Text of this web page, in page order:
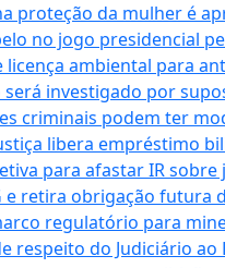
proteção da mulher é
no jogo presidencial
licença ambiental para
investigado por
criminais podem ter
libera empréstimo
para afastar IR
e retira obrigação futura
regulatório para
respeito do Judiciário